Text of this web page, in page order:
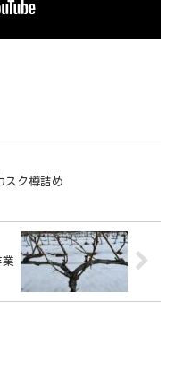
スク樽詰め
業